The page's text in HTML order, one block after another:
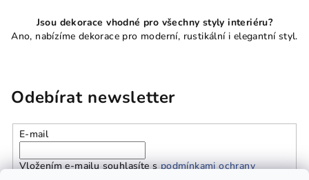
Jsou dekorace vhodné pro všechny styly interiéru?
Ano, nabízíme dekorace pro moderní, rustikální i elegantní styl.
Odebírat newsletter
E-mail
Vložením e-mailu souhlasíte spodmínkami ochrany